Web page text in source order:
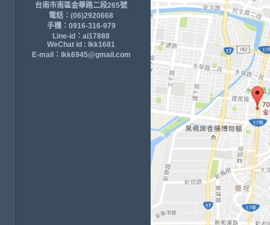
台南市南區金華路二段265號
電話：(06)2920668
手機：0916-316-979
Line-id：ai17888
WeChat id : lkk1681
E-mail：lkk6945@gmail.com